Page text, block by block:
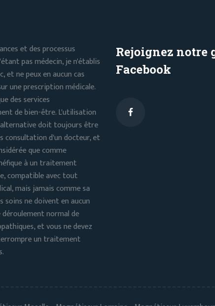
et des processus
pas médecin, je n'établis
et ne peux en aucun cas
une prescription médicale.
des services
de bien-être. L'utilisation
alternative doit toujours être
consultation d'un docteur, et
que comme
à un traitement
compatible avec tout
mais jamais comme sa
soins ne doivent en aucun
déroulement normal de
et vous ne devez
un traitement
Rejoignez notre
Facebook